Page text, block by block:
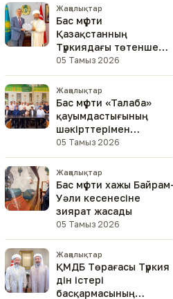
Жаңалықтар
Бас мүфти
Қазақстанның
Түркиядағы төтенше
және өкілетті
елшісімен кездесті
05 Тамыз 2026
Жаңалықтар
Бас мүфти «Талаба»
қауымдастығының
шәкірттерімен
кездесті
05 Тамыз 2026
Жаңалықтар
Бас мүфти хажы Байрам-
Уәли кесенесіне
зиярат жасады
05 Тамыз 2026
Жаңалықтар
ҚМДБ Төрағасы Түркия
дін істері
басқармасының